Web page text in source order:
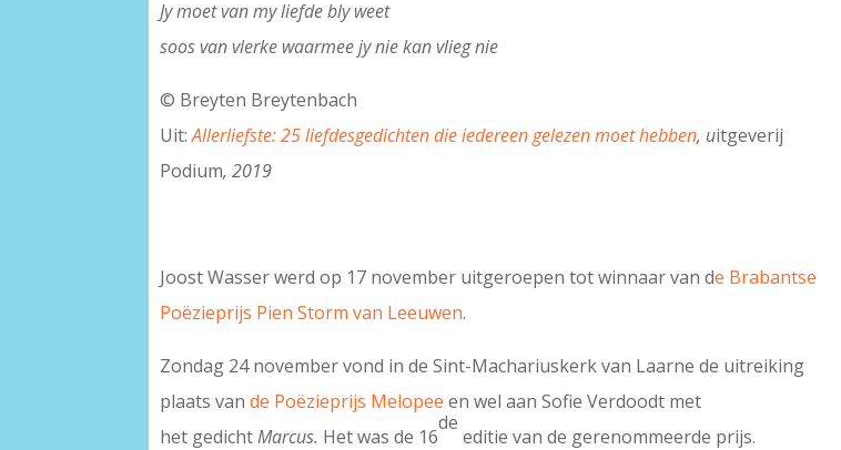
Jy moet van my liefde bly weet
soos van vlerke waarmee jy nie kan vlieg nie
© Breyten Breytenbach
Uit: Allerliefste: 25 liefdesgedichten die iedereen gelezen moet hebben, uitgeverij
Podium, 2019
Joost Wasser werd op 17 november uitgeroepen tot winnaar van de Brabantse
Poëzieprijs Pien Storm van Leeuwen.
Zondag 24 november vond in de Sint-Machariuskerk van Laarne de uitreiking
plaats vande Poëzieprijs Melopee en wel aan Sofie Verdoodt met
het gedichtMarcus. Het was de 16
de
editie van de gerenommeerde prijs.